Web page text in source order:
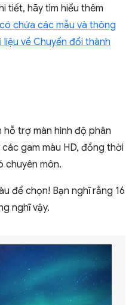
tiết, hãy tìm hiểu thêm
chứa các mẫu và thông
liệu về Chuyển đổi thành
hỗ trợ màn hình độ phân
gam màu HD, đồng thời
chuyên môn.
để chọn! Bạn nghĩ rằng 16
nghĩ vậy.